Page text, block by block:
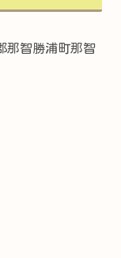
那智勝浦町那智